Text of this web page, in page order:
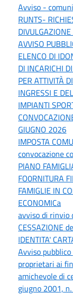
Avviso -
RUNTS-
AVVISO
ELENCO DI
DI INCARICHI
PER ATTIVITÀ
INGRESSI E
IMPIANTI
GIUGNO 2026
IMPOSTA
convocazione
PIANO
FO0RNITURA
FAMIGLIE IN
ECONOMICa
avviso di rinvio
CESSAZIONE
IDENTITA'
Avviso
proprietari ai
amichevole di
giugno 2001,